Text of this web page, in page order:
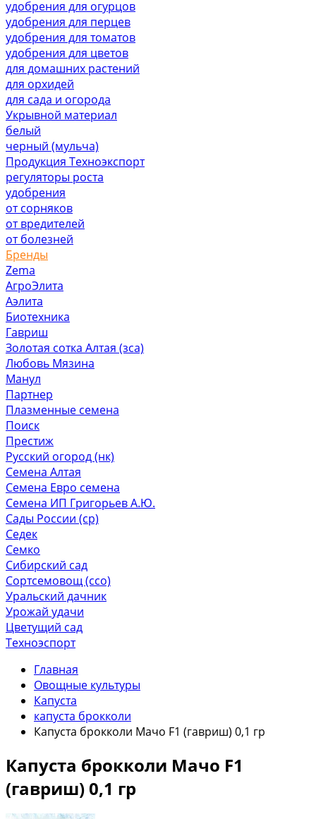
удобрения для огурцов
удобрения для перцев
удобрения для томатов
удобрения для цветов
для домашних растений
для орхидей
для сада и огорода
Укрывной материал
белый
черный (мульча)
Продукция Техноэкспорт
регуляторы роста
удобрения
от сорняков
от вредителей
от болезней
Бренды
Zema
АгроЭлита
Аэлита
Биотехника
Гавриш
Золотая сотка Алтая (зса)
Любовь Мязина
Манул
Партнер
Плазменные семена
Поиск
Престиж
Русский огород (нк)
Семена Алтая
Семена Евро семена
Семена ИП Григорьев А.Ю.
Сады России (ср)
Седек
Семко
Сибирский сад
Сортсемовощ (ссо)
Уральский дачник
Урожай удачи
Цветущий сад
Техноэспорт
Главная
Овощные культуры
Капуста
капуста брокколи
Капуста брокколи Мачо F1 (гавриш) 0,1 гр
Капуста брокколи Мачо F1
(гавриш) 0,1 гр